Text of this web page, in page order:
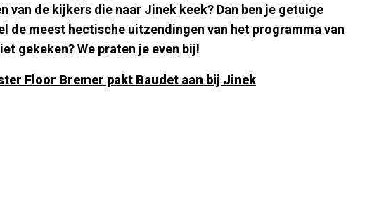
van de kijkers die naar Jinek keek? Dan ben je getuige
de meest hectische uitzendingen van het programma van
gekeken? We praten je even bij!
Floor Bremer pakt Baudet aan bij Jinek